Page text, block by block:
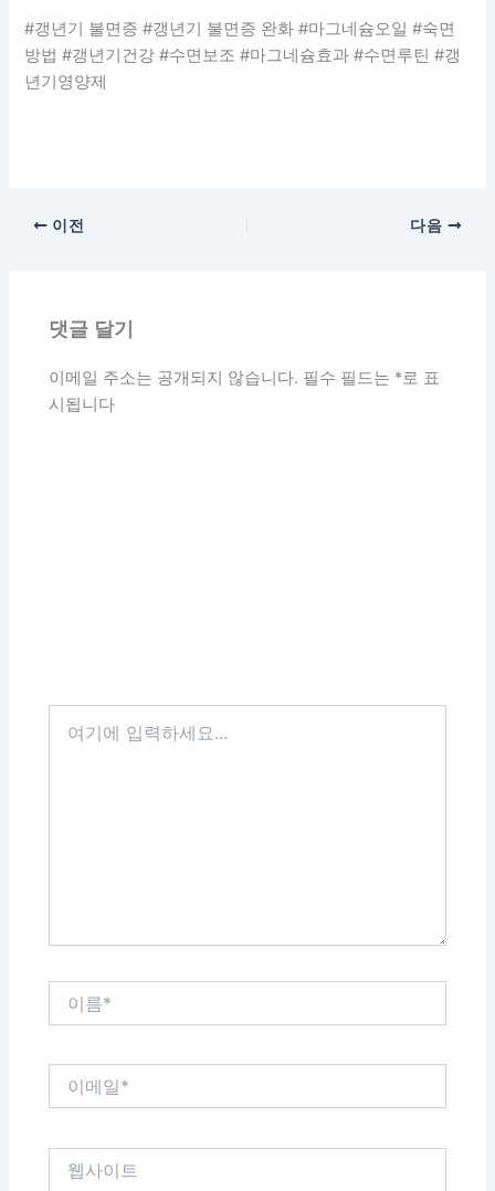
#갱년기 불면증 #갱년기 불면증 완화 #마그네슘오일 #숙면
방법 #갱년기건강 #수면보조 #마그네슘효과 #수면루틴 #갱
년기영양제
이전 다음
댓글 달기
이메일 주소는 공개되지 않습니다. 필수 필드는 *로 표
시됩니다